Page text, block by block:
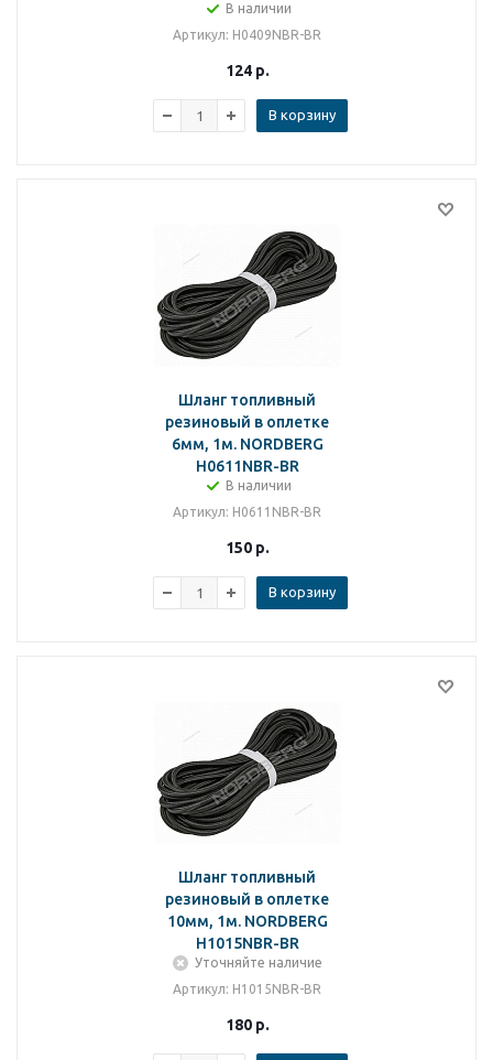
В наличии
Артикул: H0409NBR-BR
124р.
В корзину
Шланг топливный
резиновый в оплетке
6мм, 1м. NORDBERG
H0611NBR-BR
В наличии
Артикул: H0611NBR-BR
150р.
В корзину
Шланг топливный
резиновый в оплетке
10мм, 1м. NORDBERG
H1015NBR-BR
Уточняйте наличие
Артикул: H1015NBR-BR
180р.